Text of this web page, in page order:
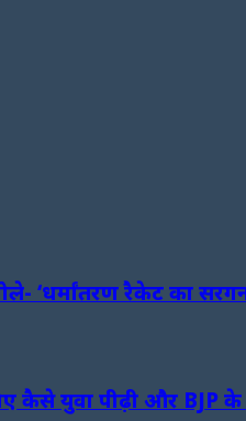
‘धर्मांतरण रैकेट का
कैसे युवा पीढ़ी और BJP